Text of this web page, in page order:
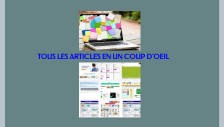
TOUS LES ARTICLES EN UN COUP D’OEIL